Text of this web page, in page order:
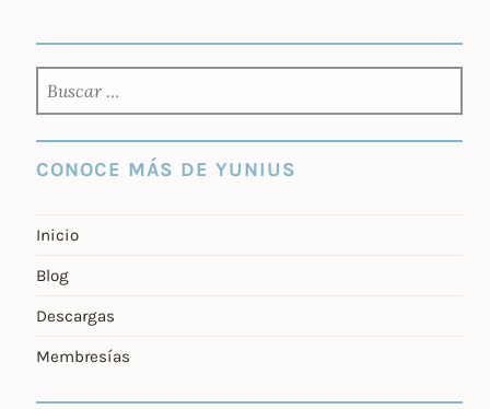
CONOCE MÁS DE YUNIUS
Inicio
Blog
Descargas
Membresías